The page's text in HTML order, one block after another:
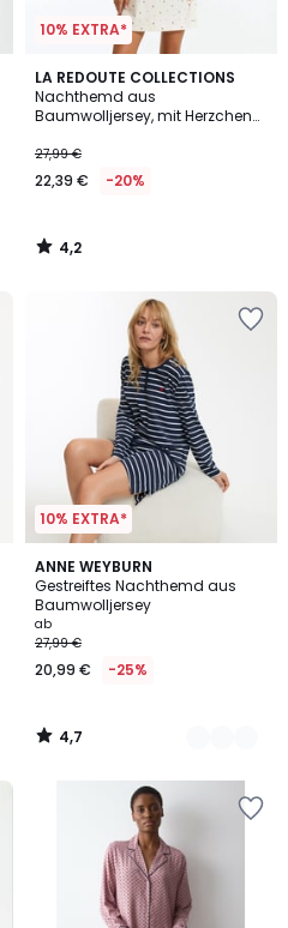
10% EXTRA*
LA REDOUTE COLLECTIONS
Nachthemd aus
Baumwolljersey, mit Herzchen
27,99 €
22,39 € -20%
4,2
/ 5
4,2
/
10% EXTRA*
ANNE WEYBURN
Gestreiftes Nachthemd aus
Baumwolljersey
ab
27,99 €
20,99 € -25%
4,7
/ 5
3
Farben
4,7
/